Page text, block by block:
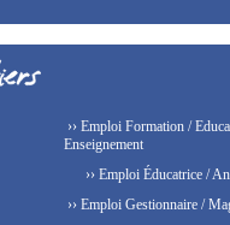
›› Emploi Formation /
Enseignement
›› Emploi Éducatrice /
›› Emploi Gestionnaire /